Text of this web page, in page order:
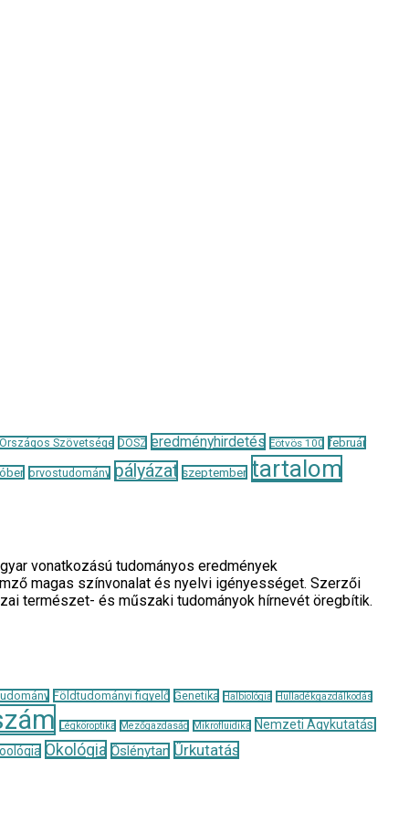
Szövetsége DOSZ eredményhirdetés Eötvös 100 február
orvostudomány pályázat szeptember tartalom
vonatkozású tudományos eredmények
magas színvonalat és nyelvi igényességet. Szerzői
természet- és műszaki tudományok hírnevét öregbítik.
Földtudományi figyelő Genetika Halbiológia Hulladékgazdálkodás
Légköroptika Mezőgazdaság Mikrofluidika
Nemzeti Agykutatási
Ökológia Őslénytan Űrkutatás